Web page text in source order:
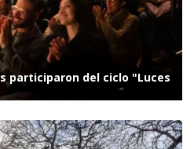
participaron del ciclo "Luces